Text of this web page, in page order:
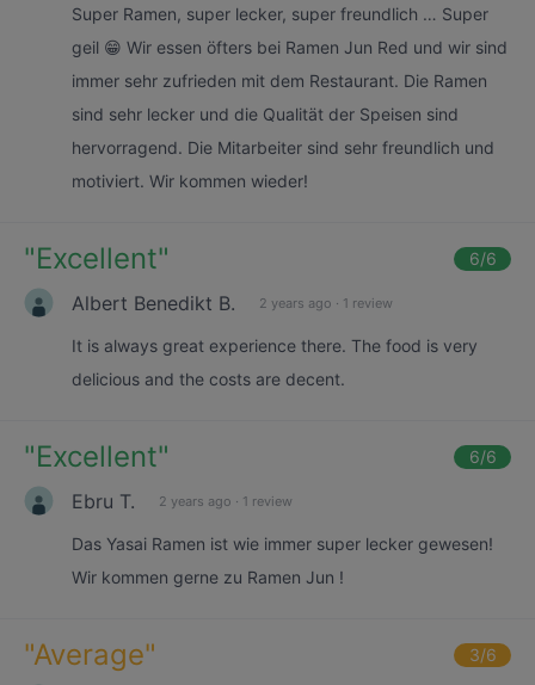
Super Ramen, super lecker, super freundlich … Super
geil 😁 Wir essen öfters bei Ramen Jun Red und wir sind
immer sehr zufrieden mit dem Restaurant. Die Ramen
sind sehr lecker und die Qualität der Speisen sind
hervorragend. Die Mitarbeiter sind sehr freundlich und
motiviert. Wir kommen wieder!
"Excellent" 6/6
Albert Benedikt B. 2 years ago · 1 review
It is always great experience there. The food is very
delicious and the costs are decent.
"Excellent" 6/6
Ebru T. 2 years ago · 1 review
Das Yasai Ramen ist wie immer super lecker gewesen!
Wir kommen gerne zu Ramen Jun !
"Average" 3/6